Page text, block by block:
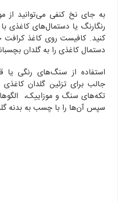
به جای نخ کنفی می‌توانید از
رنگارنگ یا دستمال‌های کاغذی
کنید. کافیست روی کاغذ
دستمال کاغذی را به گلدان
استفاده از سنگ‌های رنگی
جالب برای تزئین گلدان
تکه‌های سنگ و موزاییک،
سپس آن‌ها را با چسب به بدنه